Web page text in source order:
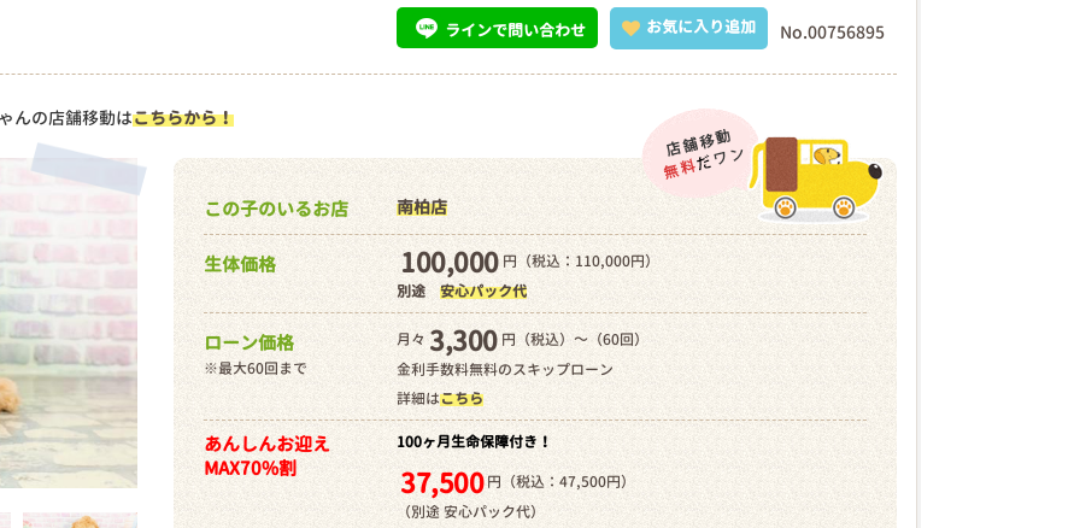
No.00756895
お気に入り追加
ラインで問い合わせ
んの店舗移動はこちらから！
この子のいるお店 南柏店
生体価格 100,000 円（税込：110,000円）
別途 安心パック代
ローン価格
※最大60回まで
月々 3,300 円（税込）～（60回）
金利手数料無料のスキップローン
詳細はこちら
あんしんお迎え
MAX70%割
100ヶ月生命保障付き！
37,500 円（税込：47,500円）
（別途 安心パック代）